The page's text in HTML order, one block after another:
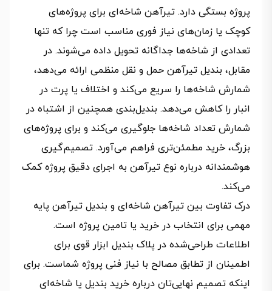
پروژه بستگی دارد. تیرآهن شاخه‌ای برای پروژه‌های
کوچک یا زمان‌های نیاز فوری مناسب است چرا که تنها
تعدادی از شاخه‌ها جداگانه تحویل داده می‌شوند. در
مقابل، بندیل تیرآهن حمل‌ و نقل منظمی ارائه می‌دهد،
شمارش شاخه‌ها را سریع می‌کند و اختلاف یا پرت در
انبار را کاهش می‌دهد. بندیل‌بندی همچنین از اشتباه در
شمارش تعداد شاخه‌ها جلوگیری می‌کند و برای پروژه‌های
بزرگ، خرید مطمئن‌تری فراهم می‌آورد. تصمیم‌گیری
هوشمندانه درباره نوع تیرآهن به اجرای دقیق پروژه کمک
می‌کند.
درک تفاوت بین تیرآهن شاخه‌ای و بندیل تیرآهن پایه
مهمی برای انتخاب در خرید یا تامین پروژه است.
اطلاعات طراحی‌شده در پلاک بندیل ابزار قوی برای
اطمینان از تطابق مصالح با نیاز فنی پروژه شماست. برای
اینکه تصمیم نهایی‌تان درباره خرید بندیل یا شاخه‌ای